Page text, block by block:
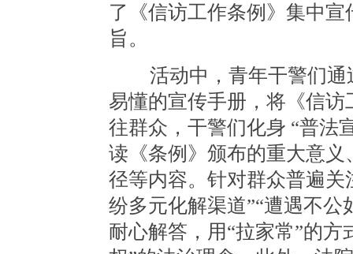
了《信访工作条例》集中
旨。
活动中，青年干警们通
易懂的宣传手册，将《信
往群众，干警们化身 “普法
读《条例》颁布的重大意
径等内容。针对群众普遍关
纷多元化解渠道”“遭遇不
耐心解答，用“拉家常”的